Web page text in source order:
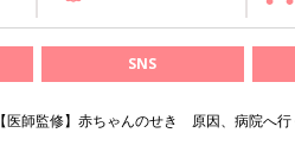
SNS
【医師監修】赤ちゃんのせき 原因、病院へ